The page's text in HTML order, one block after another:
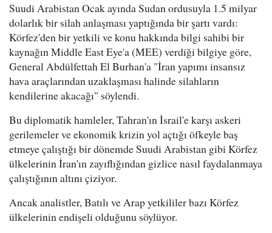
Suudi Arabistan Ocak ayında Sudan ordusuyla 1.5 milyar
dolarlık bir silah anlaşması yaptığında bir şartı vardı:
Körfez'den bir yetkili ve konu hakkında bilgi sahibi bir
kaynağın Middle East Eye'a (MEE) verdiği bilgiye göre,
General Abdülfettah El Burhan'a "İran yapımı insansız
hava araçlarından uzaklaşması halinde silahların
kendilerine akacağı" söylendi.
Bu diplomatik hamleler, Tahran'ın İsrail'e karşı askeri
gerilemeler ve ekonomik krizin yol açtığı öfkeyle baş
etmeye çalıştığı bir dönemde Suudi Arabistan gibi Körfez
ülkelerinin İran'ın zayıflığından gizlice nasıl faydalanmaya
çalıştığının altını çiziyor.
Ancak analistler, Batılı ve Arap yetkililer bazı Körfez
ülkelerinin endişeli olduğunu söylüyor.